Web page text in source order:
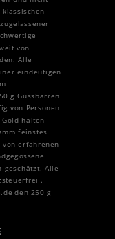
von
Alle
eindeutigen
g Gussbarren
von Personen
halten
feinstes
von erfahrenen
geschätzt. Alle
.
den 250 g